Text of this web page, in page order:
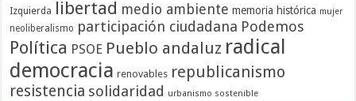
Izquierda libertad medio ambiente memoria histórica mujer
neoliberalismo participación ciudadana Podemos
Política PSOE Pueblo andaluz radical
democracia renovables republicanismo
resistencia solidaridad urbanismo sostenible